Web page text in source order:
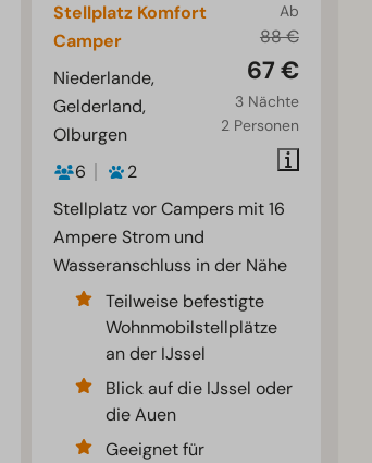
Ab
88 €
67 €
3 Nächte
2 Personen
Stellplatz Komfort
Camper
Niederlande,
Gelderland,
Olburgen
6
2
Stellplatz vor Campers mit 16
Ampere Strom und
Wasseranschluss in der Nähe
Teilweise befestigte
Wohnmobilstellplätze
an der IJssel
Blick auf die IJssel oder
die Auen
Geeignet für